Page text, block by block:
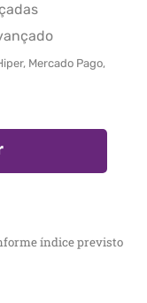
Mercado Pago,
índice previsto